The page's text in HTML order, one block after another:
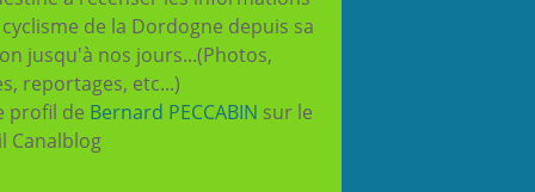
de la Dordogne depuis sa
jusqu'à nos jours...(Photos,
reportages, etc...)
profil de Bernard PECCABIN sur le
Canalblog